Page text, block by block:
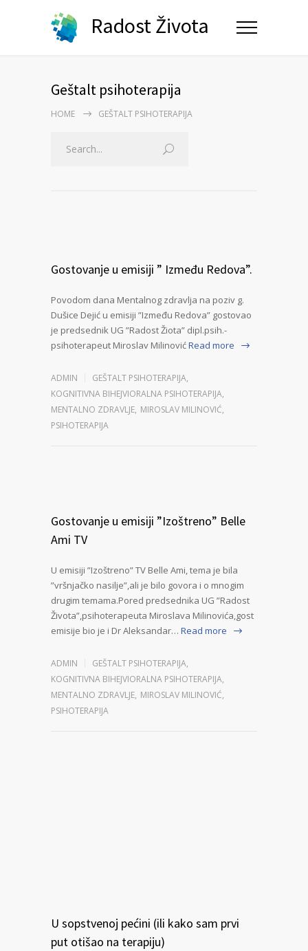
Radost Života
Geštalt psihoterapija
HOME GEŠTALT PSIHOTERAPIJA
Gostovanje u emisiji ” Između Redova”.
Povodom dana Mentalnog zdravlja na poziv g.
Dušice Dejić u emisiji ”Između Redova” gostovao
je predsednik UG ”Radost Žiota” dipl.psih.-
psihoterapeut Miroslav MilinovićRead more
ADMIN GEŠTALT PSIHOTERAPIJA,
KOGNITIVNA BIHEJVIORALNA PSIHOTERAPIJA,
MENTALNO ZDRAVLJE, MIROSLAV MILINOVIĆ,
PSIHOTERAPIJA
Gostovanje u emisiji ”Izoštreno” Belle
Ami TV
U emisiji ”Izoštreno” TV Belle Ami, tema je bila
”vršnjačko nasilje”,ali je bilo govora i o mnogim
drugim temama.Pored predsednika UG ”Radost
Života”,psihoterapeuta Miroslava Milinovića,gost
emisije bio je i Dr Aleksandar… Read more
ADMIN GEŠTALT PSIHOTERAPIJA,
KOGNITIVNA BIHEJVIORALNA PSIHOTERAPIJA,
MENTALNO ZDRAVLJE, MIROSLAV MILINOVIĆ,
PSIHOTERAPIJA
U sopstvenoj pećini (ili kako sam prvi
put otišao na terapiju)